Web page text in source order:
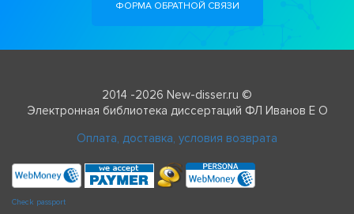
ФОРМА ОБРАТНОЙ СВЯЗИ
2014 -2026 New-disser.ru ©
Электронная библиотека диссертаций ФЛ Иванов Е О
Оплата, доставка, условия возврата
Check passport